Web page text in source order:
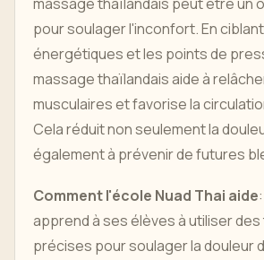
pour soulager l'inconfort. En
énergétiques et les points de
massage thaïlandais aide à
musculaires et favorise la
Cela réduit non seulement la
également à prévenir de futures
Comment l'école Nuad Thai aide
apprend à ses élèves à utiliser
précises pour soulager la douleur